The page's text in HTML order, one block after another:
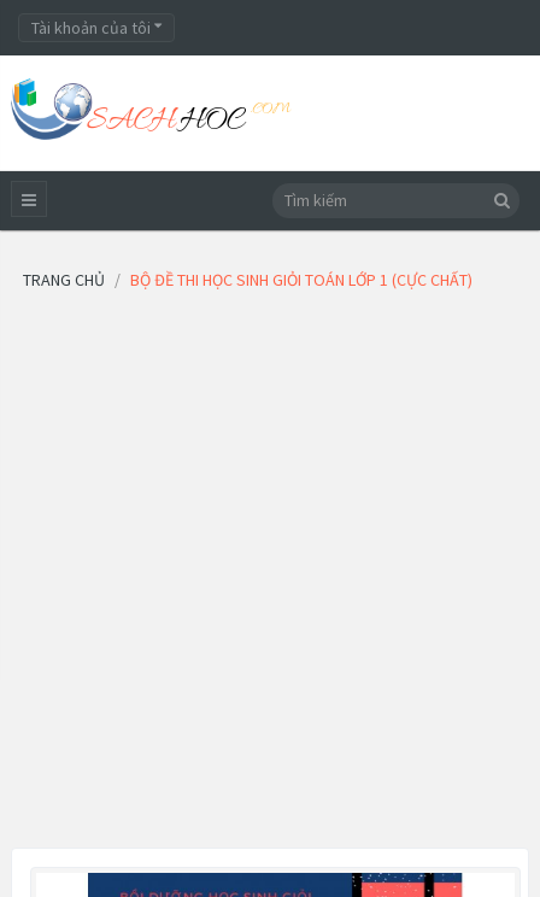
Tài khoản của tôi
TRANG CHỦ BỘ ĐỀ THI HỌC SINH GIỎI TOÁN LỚP 1 (CỰC CHẤT)